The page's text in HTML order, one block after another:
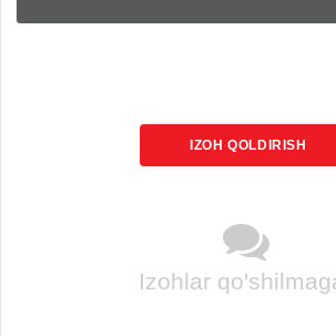
IZOH QOLDIRISH
Izohlar